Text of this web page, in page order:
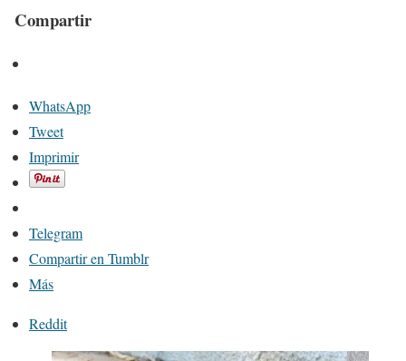
Compartir
WhatsApp
Tweet
Imprimir
Telegram
Compartir en Tumblr
Más
Reddit